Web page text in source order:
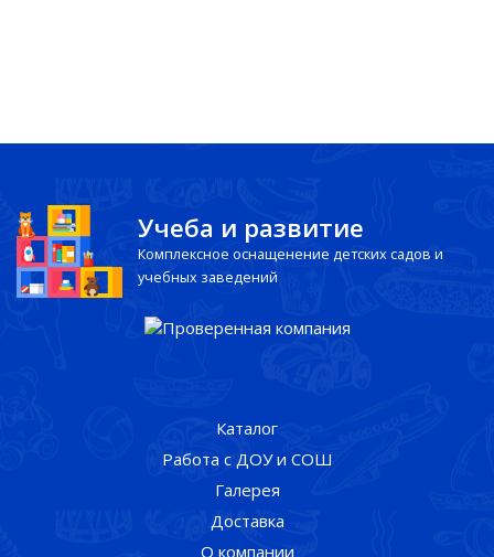
Учеба и развитие
Комплексное оснащенение детских садов и
учебных заведений
Каталог
Работа с ДОУ и СОШ
Галерея
Доставка
О компании